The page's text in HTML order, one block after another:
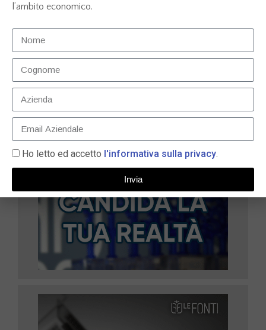
nell’Innovazione e Leadership – E-commerce
l’ambito economico.
Ho letto ed accetto l'informativa sulla privacy.
Invia